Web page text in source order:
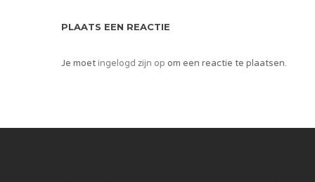
PLAATS EEN REACTIE
Je moetingelogd zijn op om een reactie te plaatsen.